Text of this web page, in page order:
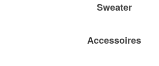
Sweater
Accessoires